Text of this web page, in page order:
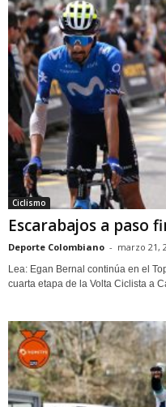
Ciclismo
Escarabajos a paso
Deporte Colombiano - marzo 21,
Lea: Egan Bernal continúa en el
cuarta etapa de la Volta Ciclista a